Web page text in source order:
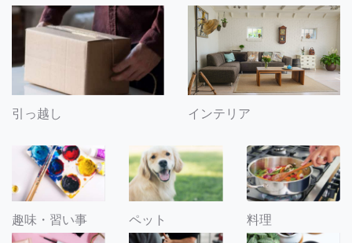
引っ越し インテリア
趣味・習い事 ペット 料理